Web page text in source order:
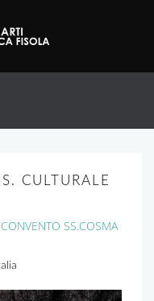
CULTURALE
SS.COSMA